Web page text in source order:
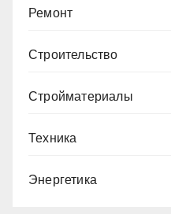
Ремонт
Строительство
Стройматериалы
Техника
Энергетика